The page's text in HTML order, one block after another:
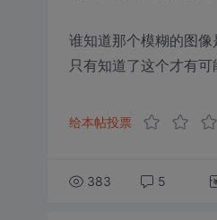
谁知道那个模糊的图像
只有知道了这个才有可
给本帖投票
383 5